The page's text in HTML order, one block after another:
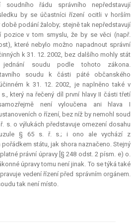
soudního řádu správního nepředstavují
by se účastníci řízení ocitli v horším
podání žaloby; stejně tak nepředstavují
pozice v tom smyslu, že by se věci (např.
které nebylo možno napadnout správní
k 31. 12. 2002, bez dalšího mohly stát
jednání soudu podle tohoto zákona.
soudu k části páté občanského
k 31. 12. 2002, je naplněno také v
který na řečený díl první hlavy II části třetí
není vyloučena ani hlava I
o řízení, bez níž by nemohl soud
s. o výlukách představuje omezení dosahu
§ 65 s. ř. s.; i ono ale vychází z
státu, jak shora naznačeno. Stejný
právní úpravy [§ 248 odst. 2 písm. e) o.
úpravy tomu není jinak. To se týká také
vedení řízení před správním orgánem.
tak není místo.